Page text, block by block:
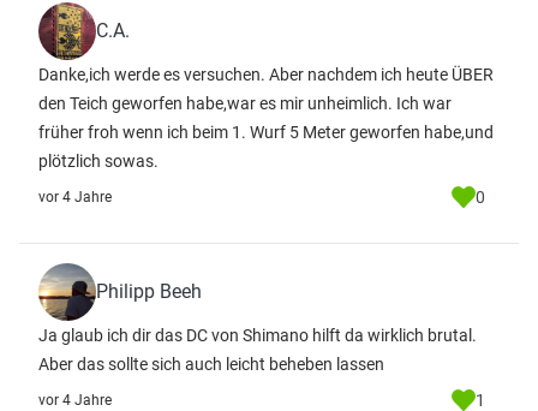
C.A.
Danke,ich werde es versuchen. Aber nachdem ich heute ÜBER
den Teich geworfen habe,war es mir unheimlich. Ich war
früher froh wenn ich beim 1. Wurf 5 Meter geworfen habe,und
plötzlich sowas.
vor 4 Jahre 0
Philipp Beeh
Ja glaub ich dir das DC von Shimano hilft da wirklich brutal.
Aber das sollte sich auch leicht beheben lassen
vor 4 Jahre 1